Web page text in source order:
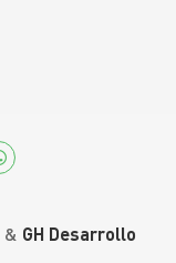
& GH Desarrollo